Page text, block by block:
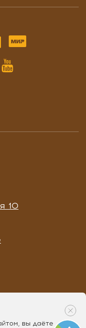
10
вы даёте